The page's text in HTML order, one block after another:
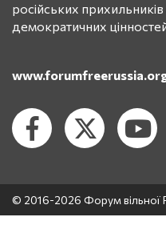
російських
демократичних
© 2016-2026 Форум вільної